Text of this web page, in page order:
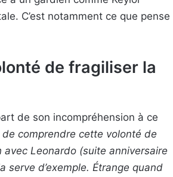
C’est notamment ce que pense
de fragiliser la
de son incompréhension à ce
de comprendre cette volonté de
Leonardo (suite anniversaire
serve d’exemple. Étrange quand